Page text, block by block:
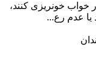
خواب خونریزی کنند،
عدم رع...